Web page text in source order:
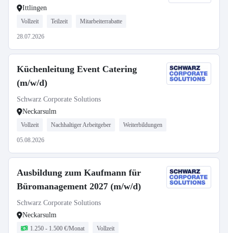
Ittlingen
Vollzeit Teilzeit Mitarbeiterrabatte
28.07.2026
Küchenleitung Event Catering
(m/w/d)
Schwarz Corporate Solutions
Neckarsulm
Vollzeit Nachhaltiger Arbeitgeber Weiterbildungen
05.08.2026
Ausbildung zum Kaufmann für
Büromanagement 2027 (m/w/d)
Schwarz Corporate Solutions
Neckarsulm
1.250 - 1.500 €/Monat Vollzeit